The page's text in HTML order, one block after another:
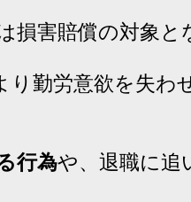
損害賠償の対象と
り勤労意欲を失わ
行為や、退職に追